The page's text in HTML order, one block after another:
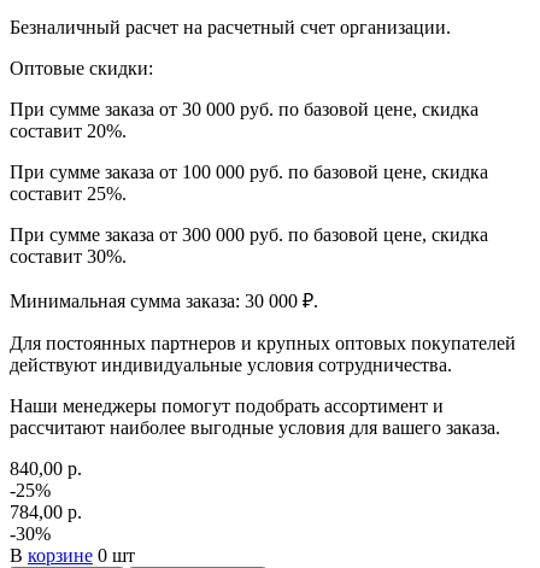
Безналичный расчет на расчетный счет организации.
Оптовые скидки:
При сумме заказа от 30 000 руб. по базовой цене, скидка
составит 20%.
При сумме заказа от 100 000 руб. по базовой цене, скидка
составит 25%.
При сумме заказа от 300 000 руб. по базовой цене, скидка
составит 30%.
Минимальная сумма заказа: 30 000 ₽.
Для постоянных партнеров и крупных оптовых покупателей
действуют индивидуальные условия сотрудничества.
Наши менеджеры помогут подобрать ассортимент и
рассчитают наиболее выгодные условия для вашего заказа.
840,00 р.
-25%
784,00 р.
-30%
В корзине 0 шт